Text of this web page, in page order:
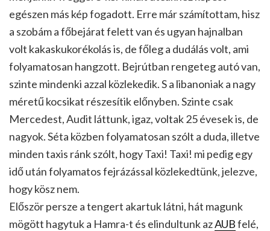
egészen más kép fogadott. Erre már számítottam, hisz
a szobám a főbejárat felett van és ugyan hajnalban
volt kakaskukorékolás is, de főleg a dudálás volt, ami
folyamatosan hangzott. Bejrútban rengeteg autó van,
szinte mindenki azzal közlekedik. S a libanoniak a nagy
méretű kocsikat részesítik előnyben. Szinte csak
Mercedest, Audit láttunk, igaz, voltak 25 évesek is, de
nagyok. Séta közben folyamatosan szólt a duda, illetve
minden taxis ránk szólt, hogy Taxi! Taxi! mi pedig egy
idő után folyamatos fejrázással közlekedtünk, jelezve,
hogy kösz nem.
Először persze a tengert akartuk látni, hát magunk
mögött hagytuk a Hamra-t és elindultunk azAUBfelé,